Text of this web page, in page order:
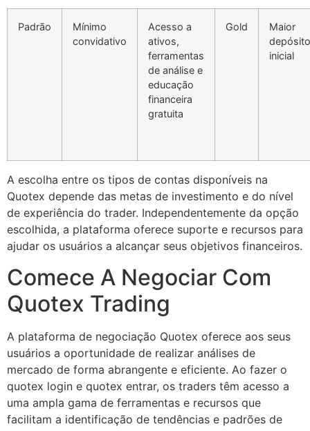
Padrão
Mínimo
convidativo
Acesso a
ativos,
ferramentas
de análise e
educação
financeira
gratuita
Gold
Maior
depósito
inicial
A escolha entre os tipos de contas disponíveis na
Quotex depende das metas de investimento e do nível
de experiência do trader. Independentemente da opção
escolhida, a plataforma oferece suporte e recursos para
ajudar os usuários a alcançar seus objetivos financeiros.
Comece A Negociar Com
Quotex Trading
A plataforma de negociação Quotex oferece aos seus
usuários a oportunidade de realizar análises de
mercado de forma abrangente e eficiente. Ao fazer o
quotex login e quotex entrar, os traders têm acesso a
uma ampla gama de ferramentas e recursos que
facilitam a identificação de tendências e padrões de